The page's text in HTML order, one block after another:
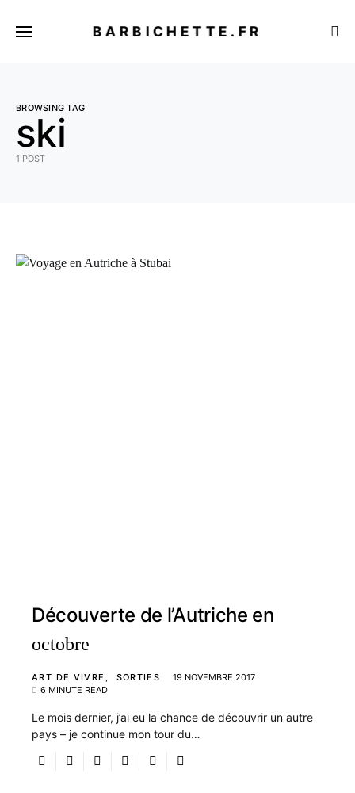
BARBICHETTE.FR
BROWSING TAG
ski
1 POST
Découverte de l’Autriche en
octobre
ART DE VIVRE SORTIES
19 NOVEMBRE 2017
6 MINUTE READ
Le mois dernier, j’ai eu la chance de découvrir un autre
pays – je continue mon tour du…